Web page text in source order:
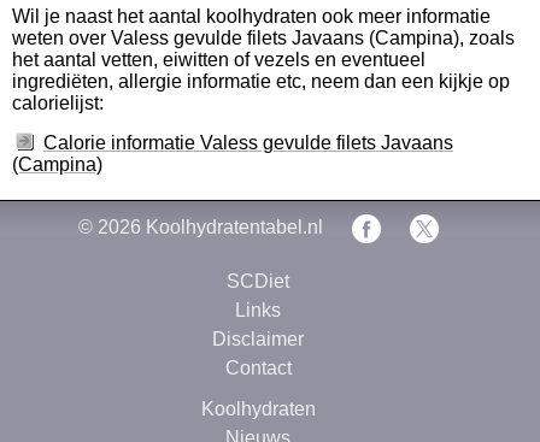
Wil je naast het aantal koolhydraten ook meer informatie
weten over Valess gevulde filets Javaans (Campina), zoals
het aantal vetten, eiwitten of vezels en eventueel
ingrediëten, allergie informatie etc, neem dan een kijkje op
calorielijst:
Calorie informatie Valess gevulde filets Javaans
(Campina)
© 2026 Koolhydratentabel.nl
SCDiet
Links
Disclaimer
Contact
Koolhydraten
Nieuws